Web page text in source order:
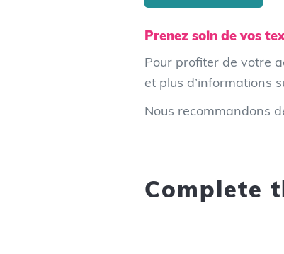
Prenez soin de vos
Pour profiter de votre
et plus d’informations
Nous recommandons
Complete